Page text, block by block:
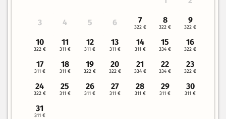
3 4 5 6 7
322 €
8
322 €
9
322 €
10
322 €
11
311 €
12
311 €
13
311 €
14
311 €
15
334 €
16
322 €
17
311 €
18
311 €
19
322 €
20
322 €
21
334 €
22
334 €
23
322 €
24
322 €
25
311 €
26
311 €
27
311 €
28
311 €
29
311 €
30
311 €
31
311 €